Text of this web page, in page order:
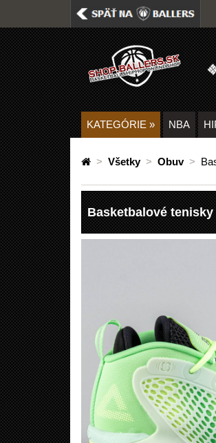
KATEGÓRIE » NBA
> Všetky > Obuv >
Basketbalové tenisky